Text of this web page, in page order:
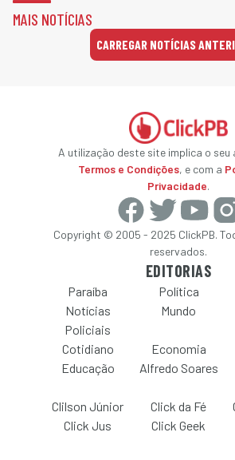
MAIS NOTÍCIAS
CARREGAR NOTÍCIAS
A utilização deste site implica o seu
Termos e Condições, e com a
Privacidade.
Copyright © 2005 - 2025 ClickPB.
reservados.
EDITORIAS
Paraíba Política
Notícias
Policiais
Mundo
Cotidiano Economia
Educação
Alfredo Soares
Clilson Júnior
Click da Fé
Click Jus
Click Geek